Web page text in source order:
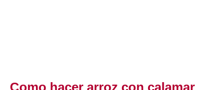
Como hacer arroz con calamar